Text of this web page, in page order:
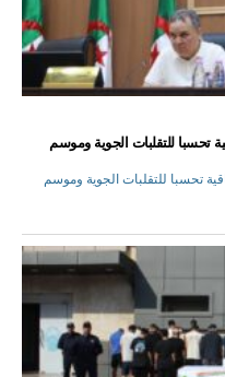
تحسبا للتقلبات الجوية وموسم
تحسبا للتقلبات الجوية وموسم